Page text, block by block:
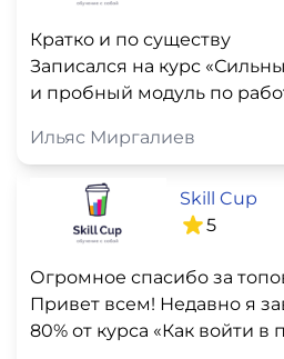
Кратко и по существу
Записался на курс
и пробный модуль по
Ильяс Миргалиев
Skill Cup
5
Огромное спасибо за
Привет всем! Недавно я
80% от курса «Как войти в